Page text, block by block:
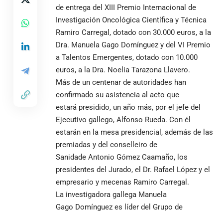
de entrega del XIII Premio Internacional de
Investigación Oncológica Científica y Técnica
Ramiro Carregal, dotado con 30.000 euros, a la
Dra. Manuela Gago Domínguez y del VI Premio
a Talentos Emergentes, dotado con 10.000
euros, a la Dra. Noelia Tarazona Llavero.
Más de un centenar de autoridades han
confirmado su asistencia al acto que
estará presidido, un año más, por el jefe del
Ejecutivo gallego, Alfonso Rueda. Con él
estarán en la mesa presidencial, además de las
premiadas y del conselleiro de
Sanidade Antonio Gómez Caamaño, los
presidentes del Jurado, el Dr. Rafael López y el
empresario y mecenas Ramiro Carregal.
La investigadora gallega Manuela
Gago Domínguez es líder del Grupo de